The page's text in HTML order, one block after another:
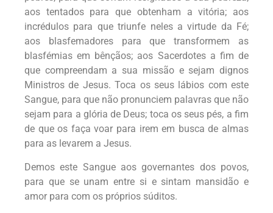
aos tentados para que obtenham a vitória; aos
incrédulos para que triunfe neles a virtude da Fé;
aos blasfemadores para que transformem as
blasfémias em bênçãos; aos Sacerdotes a fim de
que compreendam a sua missão e sejam dignos
Ministros de Jesus. Toca os seus lábios com este
Sangue, para que não pronunciem palavras que não
sejam para a glória de Deus; toca os seus pés, a fim
de que os faça voar para irem em busca de almas
para as levarem a Jesus.
Demos este Sangue aos governantes dos povos,
para que se unam entre si e sintam mansidão e
amor para com os próprios súditos.